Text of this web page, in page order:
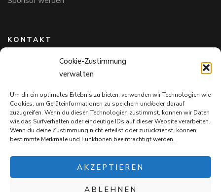
Cookie-Zustimmung
verwalten
Um dir ein optimales Erlebnis zu bieten, verwenden wir Technologien wie
Cookies, um Geräteinformationen zu speichern und/oder darauf
zuzugreifen. Wenn du diesen Technologien zustimmst, können wir Daten
wie das Surfverhalten oder eindeutige IDs auf dieser Website verarbeiten.
Wenn du deine Zustimmung nicht erteilst oder zurückziehst, können
bestimmte Merkmale und Funktionen beeinträchtigt werden.
AKZEPTIEREN
ABLEHNEN
KONTAKT
Hundefreunde in Bayern e.V.
Markus Willi Ebert
97711 Maßbach
+49 172 85 64 937
Hundefreundeinbayern@web.de